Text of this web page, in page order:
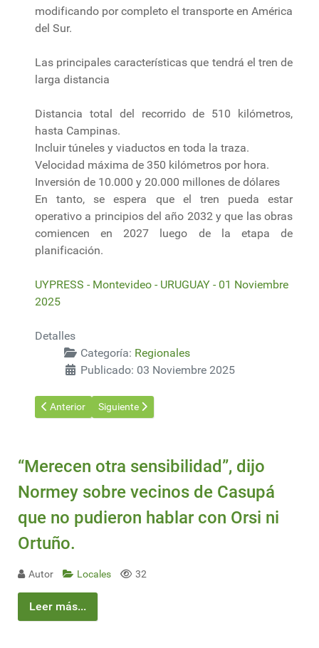
modificando por completo el transporte en América
del Sur.
Las principales características que tendrá el tren de
larga distancia
Distancia total del recorrido de 510 kilómetros,
hasta Campinas.
Incluir túneles y viaductos en toda la traza.
Velocidad máxima de 350 kilómetros por hora.
Inversión de 10.000 y 20.000 millones de dólares
En tanto, se espera que el tren pueda estar
operativo a principios del año 2032 y que las obras
comiencen en 2027 luego de la etapa de
planificación.
UYPRESS - Montevideo - URUGUAY - 01 Noviembre
2025
Detalles
Categoría: Regionales
Publicado: 03 Noviembre 2025
Artículo anterior: Polémicas y ausencias en cumbre climática
Anterior Artículo siguiente: La Amazonia de cara a la
Siguiente
“Merecen otra sensibilidad”, dijo
Normey sobre vecinos de Casupá
que no pudieron hablar con Orsi ni
Ortuño.
Autor Locales 32
Leer más...